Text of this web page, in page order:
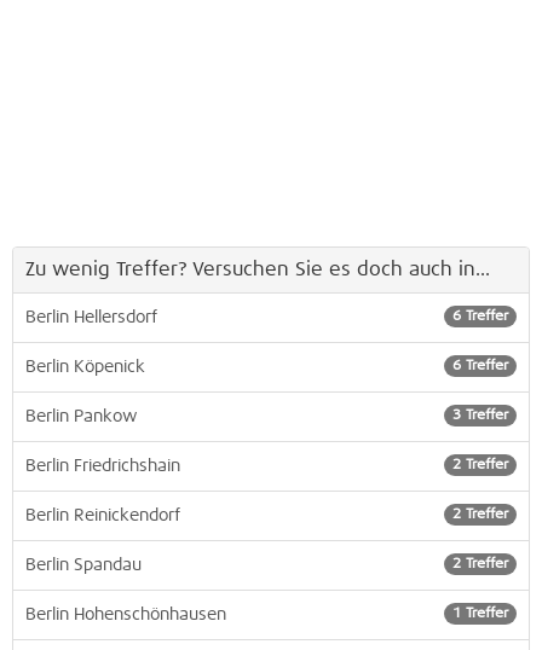
Zu wenig Treffer? Versuchen Sie es doch auch in...
6 Treffer
Berlin Hellersdorf
6 Treffer
Berlin Köpenick
3 Treffer
Berlin Pankow
2 Treffer
Berlin Friedrichshain
2 Treffer
Berlin Reinickendorf
2 Treffer
Berlin Spandau
1 Treffer
Berlin Hohenschönhausen